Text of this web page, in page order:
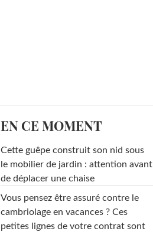
EN CE MOMENT
Cette guêpe construit son nid sous
le mobilier de jardin : attention avant
de déplacer une chaise
Vous pensez être assuré contre le
cambriolage en vacances ? Ces
petites lignes de votre contrat sont